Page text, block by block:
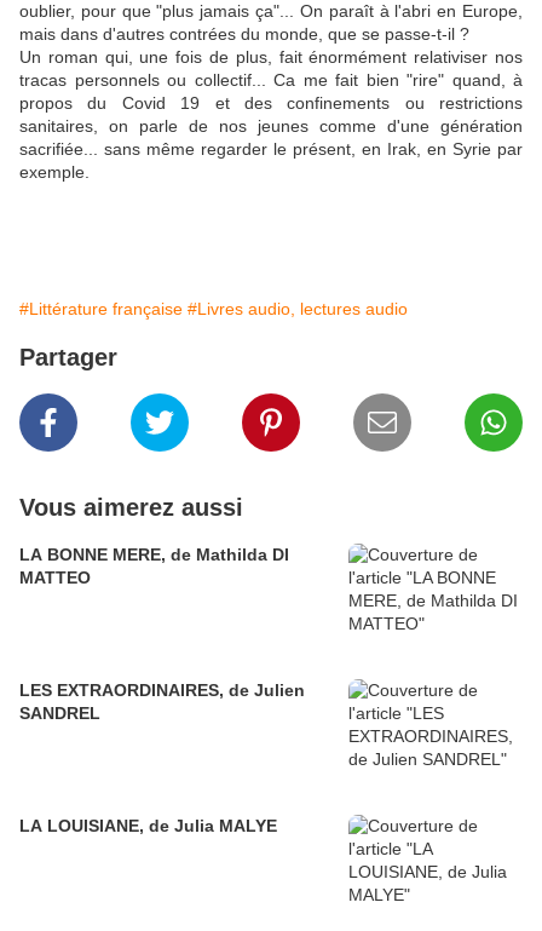
oublier, pour que "plus jamais ça"... On paraît à l'abri en Europe,
mais dans d'autres contrées du monde, que se passe-t-il ?
Un roman qui, une fois de plus, fait énormément relativiser nos
tracas personnels ou collectif... Ca me fait bien "rire" quand, à
propos du Covid 19 et des confinements ou restrictions
sanitaires, on parle de nos jeunes comme d'une génération
sacrifiée... sans même regarder le présent, en Irak, en Syrie par
exemple.
#Littérature française #Livres audio, lectures audio
Partager
Vous aimerez aussi
LA BONNE MERE, de Mathilda DI
MATTEO
LES EXTRAORDINAIRES, de Julien
SANDREL
LA LOUISIANE, de Julia MALYE